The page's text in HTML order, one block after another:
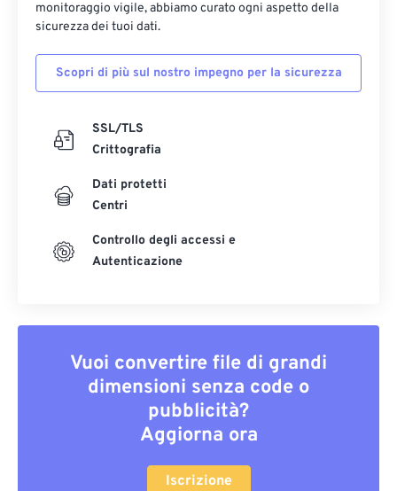
monitoraggio vigile, abbiamo curato ogni aspetto della
sicurezza dei tuoi dati.
Scopri di più sul nostro impegno per la sicurezza
SSL/TLS
Crittografia
Dati protetti
Centri
Controllo degli accessi e
Autenticazione
Vuoi convertire file di grandi
dimensioni senza code o
pubblicità?
Aggiorna ora
Iscrizione